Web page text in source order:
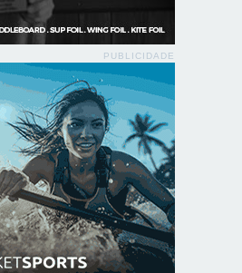
PUBLICIDADE